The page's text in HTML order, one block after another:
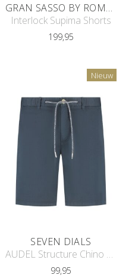
GRAN SASSO BY ROMEYN TAILORS
Interlock Supima Shorts
199,95
SEVEN DIALS
AUDEL Structure Chino Short
99,95
Nieuw